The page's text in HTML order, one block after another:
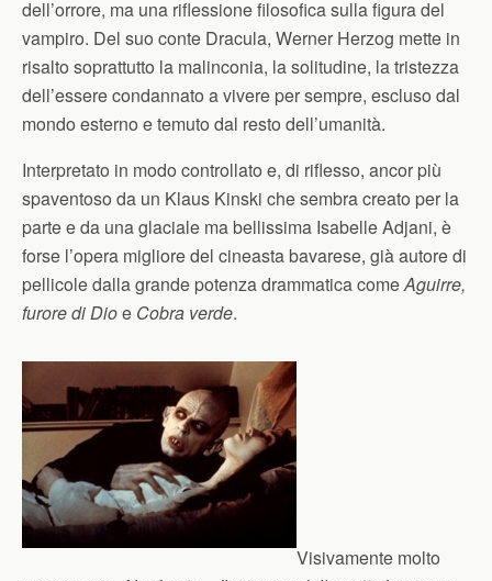
dell’orrore, ma una riflessione filosofica sulla figura del
vampiro. Del suo conte Dracula, Werner Herzog mette in
risalto soprattutto la malinconia, la solitudine, la tristezza
dell’essere condannato a vivere per sempre, escluso dal
mondo esterno e temuto dal resto dell’umanità.
Interpretato in modo controllato e, di riflesso, ancor più
spaventoso da un Klaus Kinski che sembra creato per la
parte e da una glaciale ma bellissima Isabelle Adjani, è
forse l’opera migliore del cineasta bavarese, già autore di
pellicole dalla grande potenza drammatica comeAguirre,
furore di Dioe Cobra verde.
Visivamente molto